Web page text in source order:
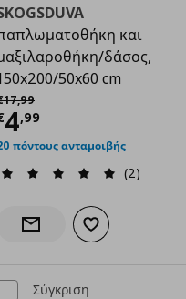
22,00
και
δάσος,
50x60 cm
17,99τιμή
4,99
πόντους ανταμοιβής
(2)
Ενημέρωση διαθεσιμότητας
Προσθήκη στα
Σύγκριση